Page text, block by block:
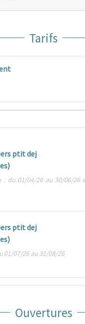
Tarifs
ptit dej
: du 01/04/26 au 30/06/26
ptit dej
01/07/26 au 31/08/26
Ouvertures